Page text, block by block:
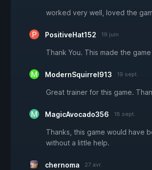
worked very well, loved the
PositiveHat152 19 juin
Thank You. This made the
ModernSquirrel913 19 sept.
Great trainer for this game.
MagicAvocado356 18 sept.
Thanks, this game would have
without a little help.
chernoma 27 avr.